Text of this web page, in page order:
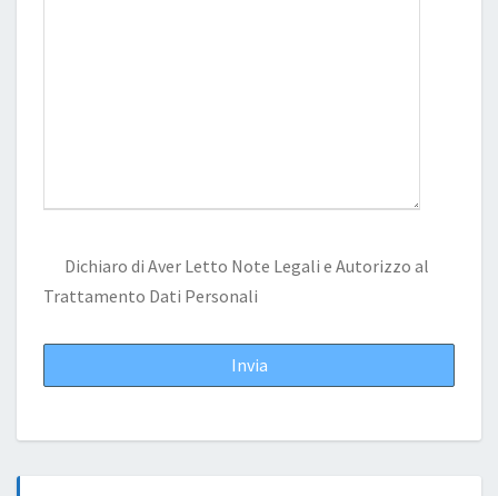
Dichiaro di Aver Letto Note Legali e Autorizzo al
Trattamento Dati Personali